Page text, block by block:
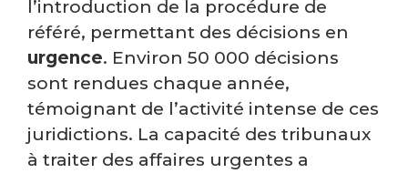
l’introduction de la procédure de
référé, permettant des décisions en
urgence. Environ 50 000 décisions
sont rendues chaque année,
témoignant de l’activité intense de ces
juridictions. La capacité des tribunaux
à traiter des affaires urgentes a